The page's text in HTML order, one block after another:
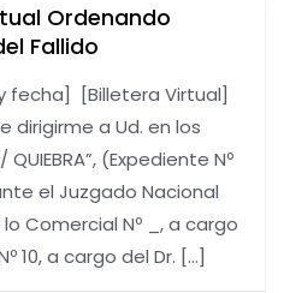
Ordenando
Fallido
y fecha] [Billetera Virtual]
dirigirme a Ud. en los
(Expediente Nº
el Juzgado Nacional
Comercial Nº _, a cargo
10, a cargo del Dr. […]